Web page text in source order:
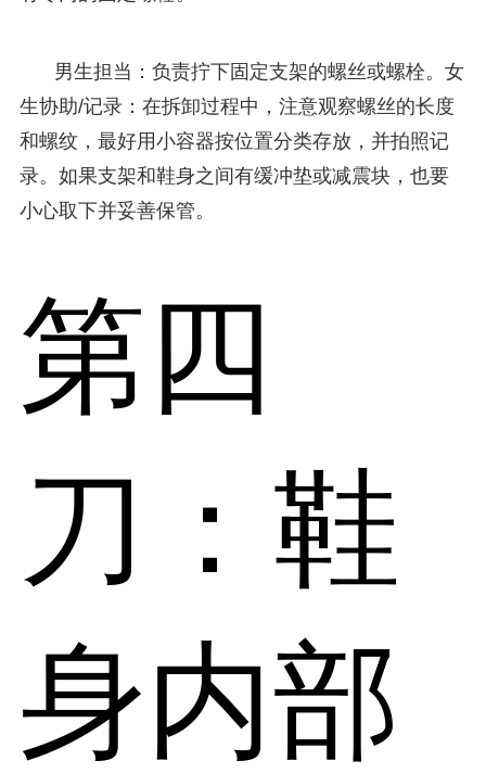
男生担当：负责拧下固定支架的螺丝或螺栓。女
生协助/记录：在拆卸过程中，注意观察螺丝的长度
和螺纹，最好用小容器按位置分类存放，并拍照记
录。如果支架和鞋身之间有缓冲垫或减震块，也要
小心取下并妥善保管。
第四
刀：鞋
身内部